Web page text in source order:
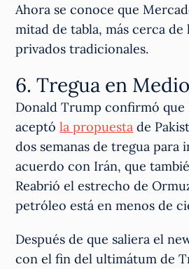
Ahora se conoce que
mitad de tabla, más cerca de
privados tradicionales.
6. Tregua en
Donald Trump confirmó que
aceptóla propuesta de
dos semanas de tregua para
acuerdo con Irán, que
Reabrió el estrecho de
petróleo está en menos de
Después de que saliera el
con el fin del ultimátum de